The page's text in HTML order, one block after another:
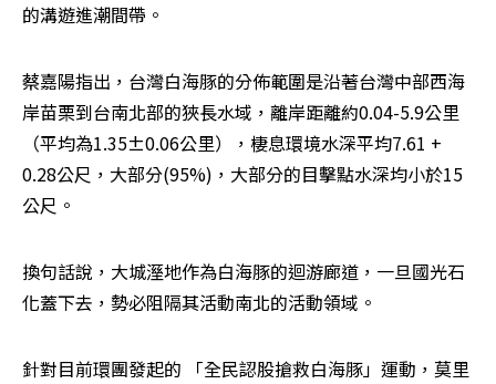
的溝遊進潮間帶。
蔡嘉陽指出，台灣白海豚的分佈範圍是沿著台灣中部西海
岸苗栗到台南北部的狹長水域，離岸距離約0.04-5.9公里
（平均為1.35±0.06公里），棲息環境水深平均7.61 +
0.28公尺，大部分(95%)，大部分的目擊點水深均小於15
公尺。
換句話說，大城溼地作為白海豚的迴游廊道，一旦國光石
化蓋下去，勢必阻隔其活動南北的活動領域。
針對目前環團發起的 「全民認股搶救白海豚」運動，莫里